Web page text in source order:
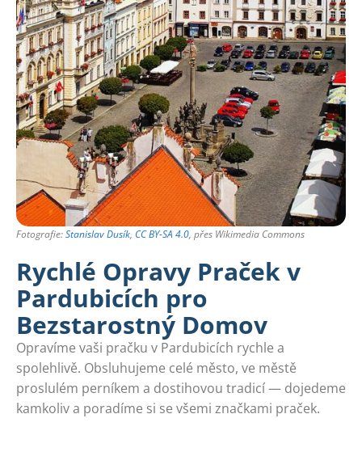
Fotografie:Stanislav Dusík, CC BY-SA 4.0, přes Wikimedia Commons
Rychlé Opravy Praček v
Pardubicích pro
Bezstarostný Domov
Opravíme vaši pračku v Pardubicích rychle a
spolehlivě. Obsluhujeme celé město, ve městě
proslulém perníkem a dostihovou tradicí — dojedeme
kamkoliv a poradíme si se všemi značkami praček.